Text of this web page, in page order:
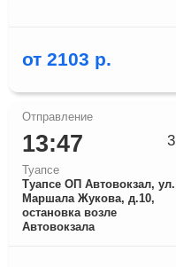
от 2103 р.
13:47
Туапсе
Туапсе ОП Автовокзал, ул.
Маршала Жукова, д.10,
остановка возле
Автовокзала
3